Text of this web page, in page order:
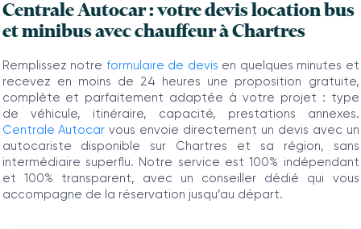
Centrale Autocar : votre devis location bus
et minibus avec chauffeur à Chartres
Remplissez notre formulaire de devis en quelques minutes et
recevez en moins de 24 heures une proposition gratuite,
complète et parfaitement adaptée à votre projet : type
de véhicule, itinéraire, capacité, prestations annexes.
Centrale Autocar vous envoie directement un devis avec un
autocariste disponible sur Chartres et sa région, sans
intermédiaire superflu. Notre service est 100% indépendant
et 100% transparent, avec un conseiller dédié qui vous
accompagne de la réservation jusqu’au départ.